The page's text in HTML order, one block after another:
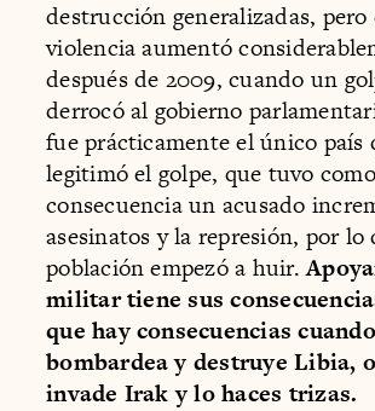
destrucción generalizadas,
violencia aumentó
después de 2009, cuando un
derrocó al gobierno
fue prácticamente el único país
legitimó el golpe, que tuvo como
consecuencia un acusado
asesinatos y la represión, por lo
población empezó a huir.
militar tiene sus
que hay consecuencias
bombardea y destruye Libia,
invade Irak y lo haces trizas.